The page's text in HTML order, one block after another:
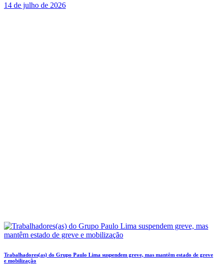
14 de julho de 2026
Trabalhadores(as) do Grupo Paulo Lima suspendem greve, mas mantêm estado de greve
e mobilização